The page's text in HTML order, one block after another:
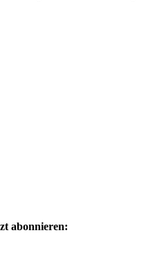
abonnieren: